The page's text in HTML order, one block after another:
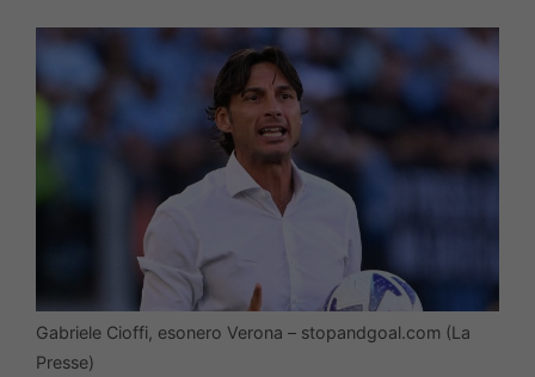
Gabriele Cioffi, esonero Verona – stopandgoal.com (La
Presse)